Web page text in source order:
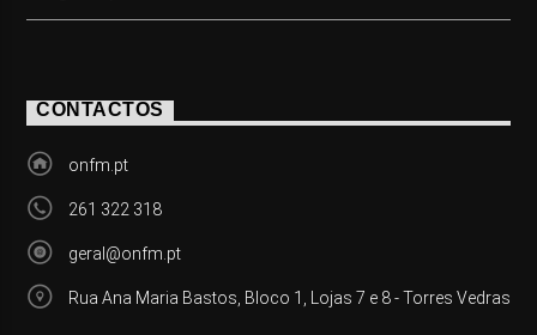
CONTACTOS
onfm.pt
261 322 318
geral@onfm.pt
Rua Ana Maria Bastos, Bloco 1, Lojas 7 e 8 - Torres Vedras